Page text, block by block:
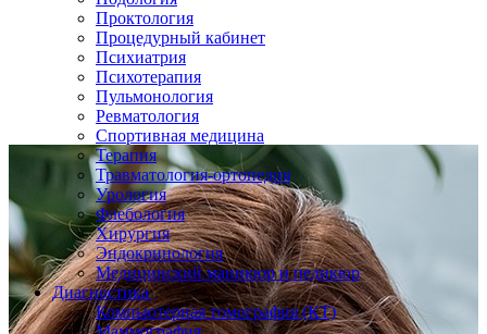
Проктология
Процедурный кабинет
Психиатрия
Психотерапия
Пульмонология
Ревматология
Спортивная медицина
Терапия
Травматология-ортопедия
Урология
Флебология
Хирургия
Эндокринология
Медицинский маникюр и педикюр
Диагностика
Компьютерная томография (КТ)